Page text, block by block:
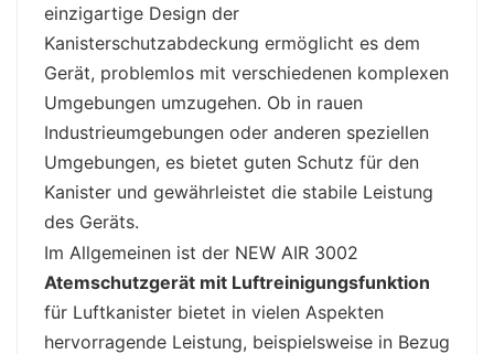
einzigartige Design der
Kanisterschutzabdeckung ermöglicht es dem
Gerät, problemlos mit verschiedenen komplexen
Umgebungen umzugehen. Ob in rauen
Industrieumgebungen oder anderen speziellen
Umgebungen, es bietet guten Schutz für den
Kanister und gewährleistet die stabile Leistung
des Geräts.
Im Allgemeinen ist der NEW AIR 3002
Atemschutzgerät mit Luftreinigungsfunktion
für Luftkanister bietet in vielen Aspekten
hervorragende Leistung, beispielsweise in Bezug